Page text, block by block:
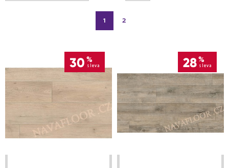
1 2
30 %
sleva 28%
sleva